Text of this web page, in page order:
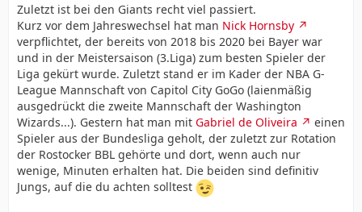
Zuletzt ist bei den Giants recht viel passiert.
Kurz vor dem Jahreswechsel hat man Nick Hornsby
verpflichtet, der bereits von 2018 bis 2020 bei Bayer war
und in der Meistersaison (3.Liga) zum besten Spieler der
Liga gekürt wurde. Zuletzt stand er im Kader der NBA G-
League Mannschaft von Capitol City GoGo (laienmäßig
ausgedrückt die zweite Mannschaft der Washington
Wizards...). Gestern hat man mit Gabriel de Oliveira
einen
Spieler aus der Bundesliga geholt, der zuletzt zur Rotation
der Rostocker BBL gehörte und dort, wenn auch nur
wenige, Minuten erhalten hat. Die beiden sind definitiv
Jungs, auf die du achten solltest